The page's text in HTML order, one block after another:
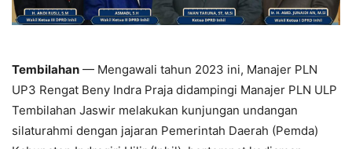
Tembilahan — Mengawali tahun 2023 ini, Manajer PLN
UP3 Rengat Beny Indra Praja didampingi Manajer PLN ULP
Tembilahan Jaswir melakukan kunjungan undangan
silaturahmi dengan jajaran Pemerintah Daerah (Pemda)